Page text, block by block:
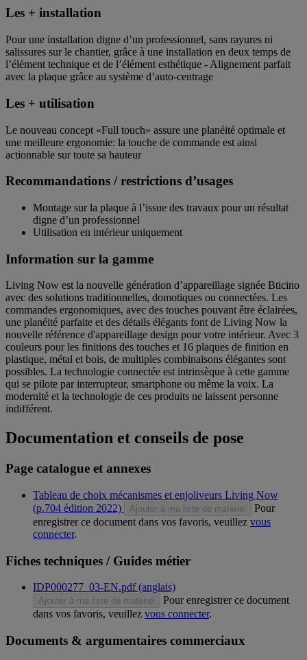
Les + installation
Pour une installation digne d’un professionnel, sans rayures ni
salissures sur le chantier, grâce à une installation en deux temps de
l’élément technique et de l’élément esthétique - Alignement parfait
avec la plaque grâce au système d’auto-centrage
Les + utilisation
Le nouveau concept «Full touch» assure une planéité optimale et
une meilleure ergonomie: la touche de commande est ainsi
actionnable sur toute sa hauteur
Recommandations / restrictions d’usages
Montage sur la plaque à l’issue des travaux pour un résultat
digne d’un professionnel
Utilisation en intérieur uniquement
Information sur la gamme
Living Now est la nouvelle génération d’appareillage signée Bticino
avec des solutions traditionnelles, domotiques ou connectées. Les
commandes ergonomiques, avec des touches pouvant être éclairées,
une planéité parfaite et des détails élégants font de Living Now la
nouvelle référence d'appareillage design pour votre intérieur. Avec 3
couleurs pour les finitions des touches et 16 plaques de finition en
plastique, métal et bois, de multiples combinaisons élégantes sont
possibles. La technologie connectée est intrinsèque à cette gamme
qui se pilote par interrupteur, smartphone ou même la voix. La
modernité et la technologie de ces produits ne laissent personne
indifférent.
Documentation et conseils de pose
Page catalogue et annexes
Tableau de choix mécanismes et enjoliveurs Living Now
(p.704 édition 2022)
Ajouter à ma liste de matériel
Pour
enregistrer ce document dans vos favoris, veuillez vous
connecter.
Fiches techniques / Guides métier
IDP000277_03-EN.pdf (anglais)
Ajouter à ma liste de matériel
Pour enregistrer ce document
dans vos favoris, veuillez vous connecter.
Documents & argumentaires commerciaux